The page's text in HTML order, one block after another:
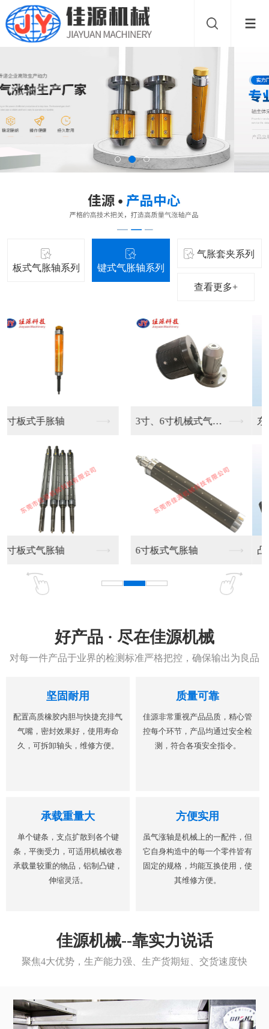
板式气胀轴系列 键式气胀轴系列
气胀套夹系列
查看更多+
键条气胀轴供应
凸键气胀轴 凸键气胀轴加工销售
好产品 · 尽在佳源机械
对每一件产品于业界的检测标准严格把控，确保输出为良品
坚固耐用
配置高质橡胶内胆与快捷充排气
气嘴，密封效果好，使用寿命
久，可拆卸轴头，维修方便。
质量可靠
佳源非常重视产品品质，精心管
控每个环节，产品均通过安全检
测，符合各项安全指令。
承载重量大
单个键条，支点扩散到各个键
条，平衡受力，可适用机械收卷
承载量较重的物品，铝制凸键，
伸缩灵活。
方便实用
虽气涨轴是机械上的一配件，但
它自身构造中的每一个零件皆有
固定的规格，均能互换使用，使
其维修方便。
佳源机械--靠实力说话
聚焦4大优势，生产能力强、生产货期短、交货速度快